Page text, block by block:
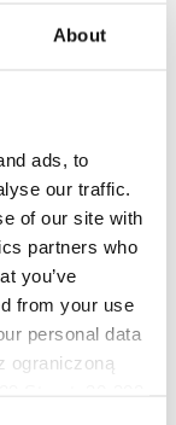
About
ads, to
our traffic.
of our site with
partners who
you’ve
from your use
personal data
ograniczoną